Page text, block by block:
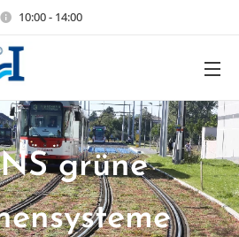
10:00 - 14:00
grüne